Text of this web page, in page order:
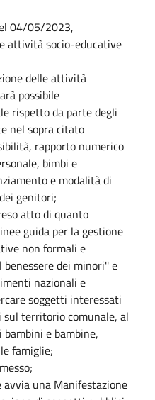
04/05/2023,
attività socio-educative
delle attività
possibile
rispetto da parte degli
nel sopra citato
rapporto numerico
bimbi e
e modalità di
genitori;
atto di quanto
guida per la gestione
non formali e
dei minori'' e
nazionali e
soggetti interessati
sul territorio comunale, al
e bambine,
famiglie;
una Manifestazione